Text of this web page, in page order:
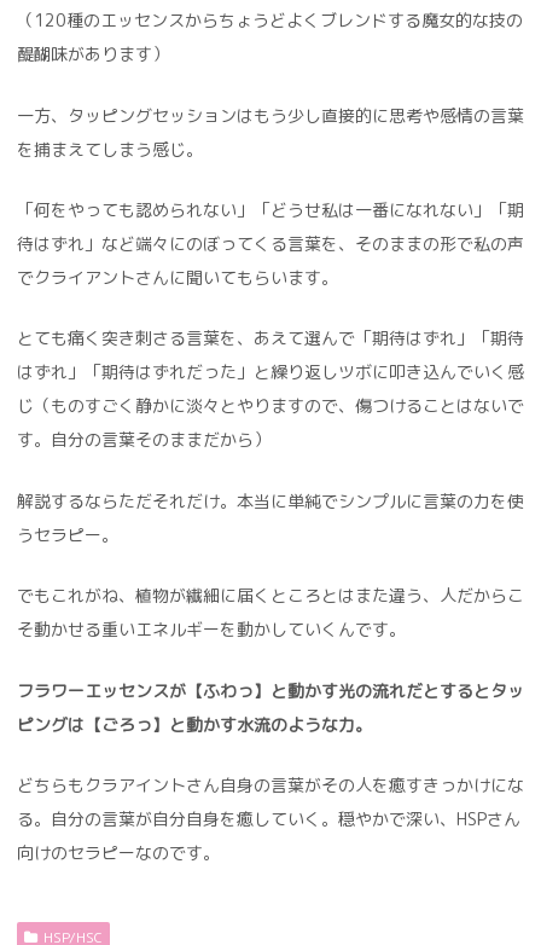
（120種のエッセンスからちょうどよくブレンドする魔女的な技の
醍醐味があります）
一方、タッピングセッションはもう少し直接的に思考や感情の言葉
を捕まえてしまう感じ。
「何をやっても認められない」「どうせ私は一番になれない」「期
待はずれ」など端々にのぼってくる言葉を、そのままの形で私の声
でクライアントさんに聞いてもらいます。
とても痛く突き刺さる言葉を、あえて選んで「期待はずれ」「期待
はずれ」「期待はずれだった」と繰り返しツボに叩き込んでいく感
じ（ものすごく静かに淡々とやりますので、傷つけることはないで
す。自分の言葉そのままだから）
解説するならただそれだけ。本当に単純でシンプルに言葉の力を使
うセラピー。
でもこれがね、植物が繊細に届くところとはまた違う、人だからこ
そ動かせる重いエネルギーを動かしていくんです。
フラワーエッセンスが【ふわっ】と動かす光の流れだとするとタッ
ピングは【ごろっ】と動かす水流のような力。
どちらもクラアイントさん自身の言葉がその人を癒すきっかけにな
る。自分の言葉が自分自身を癒していく。穏やかで深い、HSPさん
向けのセラピーなのです。
HSP/HSC